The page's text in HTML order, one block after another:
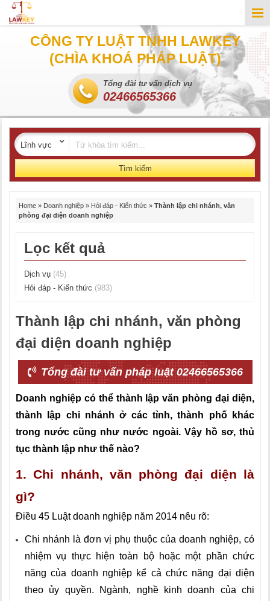
CÔNG TY LUẬT TNHH LAWKEY
(CHÌA KHOÁ PHÁP LUẬT)
Tổng đài tư vấn dịch vụ
02466565366
Tìm kiếm
Home » Doanh nghiệp » Hỏi đáp - Kiến thức » Thành lập chi nhánh, văn
phòng đại diện doanh nghiệp
Lọc kết quả
Dịch vụ (45)
Hỏi đáp - Kiến thức (983)
Thành lập chi nhánh, văn phòng
đại diện doanh nghiệp
Tổng đài tư vấn pháp luật 02466565366
Doanh nghiệp có thể thành lập văn phòng đại diện,
thành lập chi nhánh ở các tỉnh, thành phố khác
trong nước cũng như nước ngoài. Vậy hồ sơ, thủ
tục thành lập như thế nào?
1. Chi nhánh, văn phòng đại diện là
gì?
Điều 45 Luật doanh nghiệp năm 2014 nêu rõ:
Chi nhánh là đơn vị phụ thuộc của doanh nghiệp, có
nhiệm vụ thực hiện toàn bộ hoặc một phần chức
năng của doanh nghiệp kể cả chức năng đại diện
theo ủy quyền. Ngành, nghề kinh doanh của chi